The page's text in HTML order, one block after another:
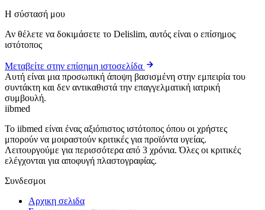
Η σύστασή μου
Αν θέλετε να δοκιμάσετε το Delislim, αυτός είναι ο επίσημος
ιστότοπος
Μεταβείτε στην επίσημη ιστοσελίδα
Αυτή είναι μια προσωπική άποψη βασισμένη στην εμπειρία του
συντάκτη και δεν αντικαθιστά την επαγγελματική ιατρική
συμβουλή.
iibmed
Το iibmed είναι ένας αξιόπιστος ιστότοπος όπου οι χρήστες
μπορούν να μοιραστούν κριτικές για προϊόντα υγείας.
Λειτουργούμε για περισσότερα από 3 χρόνια. Όλες οι κριτικές
ελέγχονται για αποφυγή πλαστογραφίας.
Συνδεσμοι
Αρχικη σελιδα